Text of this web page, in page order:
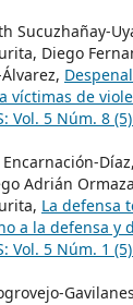
Sucuzhañay-
Diego
víctimas de
Vol. 5 Núm. 8
Adrián
La defensa
a la defensa y
Vol. 5 Núm. 1